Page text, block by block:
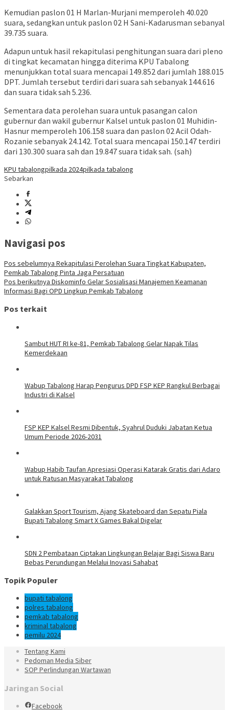
Kemudian paslon 01 H Marlan-Murjani memperoleh 40.020
suara, sedangkan untuk paslon 02 H Sani-Kadarusman sebanyal
39.735 suara.
Adapun untuk hasil rekapitulasi penghitungan suara dari pleno
di tingkat kecamatan hingga diterima KPU Tabalong
menunjukkan total suara mencapai 149.852 dari jumlah 188.015
DPT. Jumlah tersebut terdiri dari suara sah sebanyak 144.616
dan suara tidak sah 5.236.
Sementara data perolehan suara untuk pasangan calon
gubernur dan wakil gubernur Kalsel untuk paslon 01 Muhidin-
Hasnur memperoleh 106.158 suara dan paslon 02 Acil Odah-
Rozanie sebanyak 24.142. Total suara mencapai 150.147 terdiri
dari 130.300 suara sah dan 19.847 suara tidak sah. (sah)
KPU tabalongpilkada 2024pilkada tabalong
Sebarkan
Navigasi pos
Pos sebelumnya Rekapitulasi Perolehan Suara Tingkat Kabupaten,
Pemkab Tabalong Pinta Jaga Persatuan
Pos berikutnya Diskominfo Gelar Sosialisasi Manajemen Keamanan
Informasi Bagi OPD Lingkup Pemkab Tabalong
Pos terkait
Sambut HUT RI ke-81, Pemkab Tabalong Gelar Napak Tilas
Kemerdekaan
Wabup Tabalong Harap Pengurus DPD FSP KEP Rangkul Berbagai
Industri di Kalsel
FSP KEP Kalsel Resmi Dibentuk, Syahrul Duduki Jabatan Ketua
Umum Periode 2026-2031
Wabup Habib Taufan Apresiasi Operasi Katarak Gratis dari Adaro
untuk Ratusan Masyarakat Tabalong
Galakkan Sport Tourism, Ajang Skateboard dan Sepatu Piala
Bupati Tabalong Smart X Games Bakal Digelar
SDN 2 Pembataan Ciptakan Lingkungan Belajar Bagi Siswa Baru
Bebas Perundungan Melalui Inovasi Sahabat
Topik Populer
bupati tabalong
polres tabalong
pemkab tabalong
kriminal tabalong
pemilu 2024
Tentang Kami
Pedoman Media Siber
SOP Perlindungan Wartawan
Jaringan Social
Facebook